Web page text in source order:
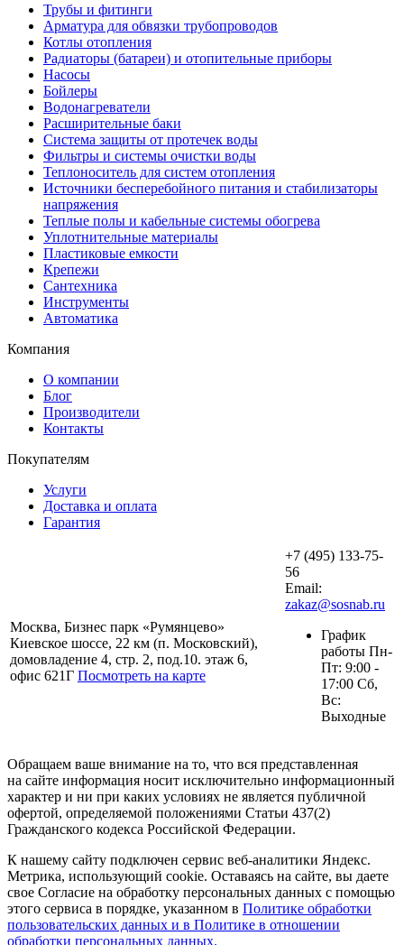
Трубы и фитинги
Арматура для обвязки трубопроводов
Котлы отопления
Радиаторы (батареи) и отопительные приборы
Насосы
Бойлеры
Водонагреватели
Расширительные баки
Система защиты от протечек воды
Фильтры и системы очистки воды
Теплоноситель для систем отопления
Источники бесперебойного питания и стабилизаторы
напряжения
Теплые полы и кабельные системы обогрева
Уплотнительные материалы
Пластиковые емкости
Крепежи
Сантехника
Инструменты
Автоматика
Компания
О компании
Блог
Производители
Контакты
Покупателям
Услуги
Доставка и оплата
Гарантия
Москва, Бизнес парк «Румянцево»
Киевское шоссе, 22 км (п. Московский),
домовладение 4, стр. 2, под.10. этаж 6,
офис 621Г Посмотреть на карте
+7 (495) 133-75-
56
Email:
zakaz@sosnab.ru
График
работы Пн-
Пт: 9:00 -
17:00 Сб,
Вс:
Выходные
Обращаем ваше внимание на то, что вся представленная
на сайте информация носит исключительно информационный
характер и ни при каких условиях не является публичной
офертой, определяемой положениями Статьи 437(2)
Гражданского кодекса Российской Федерации.
К нашему сайту подключен сервис веб-аналитики Яндекс.
Метрика, использующий cookie. Оставаясь на сайте, вы даете
свое Согласие на обработку персональных данных с помощью
этого сервиса в порядке, указанном в Политике обработки
пользовательских данных и в Политике в отношении
обработки персональных данных.